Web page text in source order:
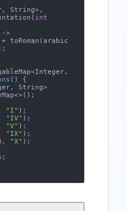
String>,
int
->
toRoman(arabic
()
{
"I" );
"IV" );
"V" );
"IX" );
, "X" );